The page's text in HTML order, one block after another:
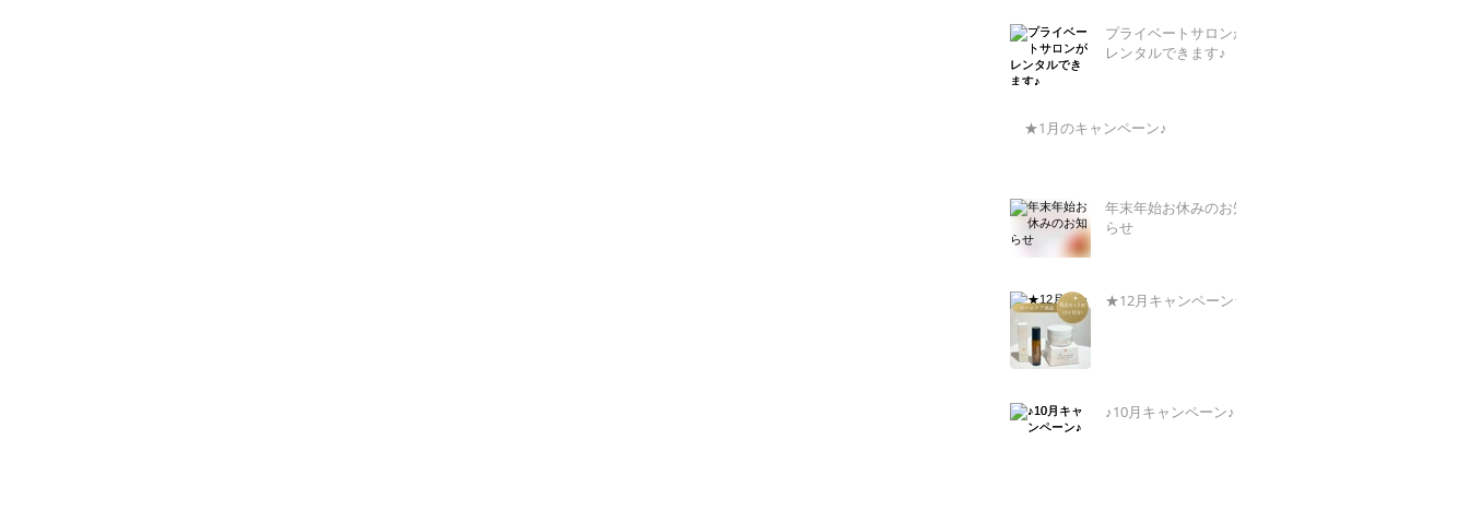
プライベートサロンが
レンタルできます♪
★1月のキャンペーン♪
年末年始お休みのお知
らせ
★12月キャンペーン★
♪10月キャンペーン♪